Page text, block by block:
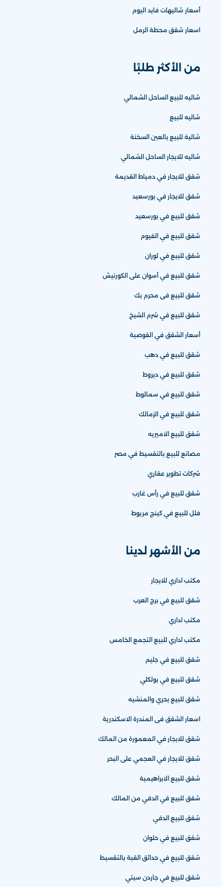
أسعار شاليهات فايد اليوم
اسعار شقق محطة الرمل
من الأكثر طلبًا
شاليه للبيع الساحل الشمالي
شاليه للبيع
شالية للبيع بالعين السخنة
شاليه للايجار الساحل الشمالي
شقق للايجار في دمياط القديمة
شقق للايجار في بورسعيد
شقق للبيع في بورسعيد
شقق للبيع في الفيوم
شقق للبيع في لوران
شقق للبيع في أسوان على الكورنيش
شقق للبيع فى محرم بك
شقق للبيع في شرم الشيخ
أسعار الشقق في القوصية
شقق للبيع في دهب
شقق للبيع في ديروط
شقق للبيع في سمالوط
شقق للبيع في الزمالك
شقق للبيع الاميريه
مصانع للبيع بالتقسيط في مصر
شركات تطوير عقاري
شقق للبيع في رأس غارب
فلل للبيع في كينج مريوط
من الأشهر لدينا
مكتب اداري للايجار
شقق للبيع في برج العرب
مكتب اداري
مكتب اداري للبيع التجمع الخامس
شقق للبيع في جليم
شقق للبيع في بولكلي
شقق للبيع بحري والمنشيه
اسعار الشقق فى المندرة الاسكندرية
شقق للايجار في المعمورة من المالك
شقق للايجار في العجمي على البحر
شقق للبيع الابراهيمية
شقق للبيع في الدقي من المالك
شقق للبيع الدقي
شقق للبيع في حلوان
شقق للبيع في حدائق القبة بالتقسيط
شقق للبيع في جاردن سيتي